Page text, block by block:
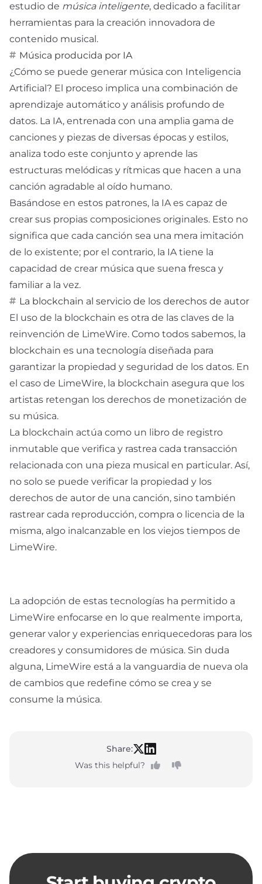
estudio de música inteligente, dedicado a facilitar
herramientas para la creación innovadora de
contenido musical.
Música producida por IA
¿Cómo se puede generar música con Inteligencia
Artificial? El proceso implica una combinación de
aprendizaje automático y análisis profundo de
datos. La IA, entrenada con una amplia gama de
canciones y piezas de diversas épocas y estilos,
analiza todo este conjunto y aprende las
estructuras melódicas y rítmicas que hacen a una
canción agradable al oído humano.
Basándose en estos patrones, la IA es capaz de
crear sus propias composiciones originales. Esto no
significa que cada canción sea una mera imitación
de lo existente; por el contrario, la IA tiene la
capacidad de crear música que suena fresca y
familiar a la vez.
La blockchain al servicio de los derechos de autor
El uso de la blockchain es otra de las claves de la
reinvención de LimeWire. Como todos sabemos, la
blockchain es una tecnología diseñada para
garantizar la propiedad y seguridad de los datos. En
el caso de LimeWire, la blockchain asegura que los
artistas retengan los derechos de monetización de
su música.
La blockchain actúa como un libro de registro
inmutable que verifica y rastrea cada transacción
relacionada con una pieza musical en particular. Así,
no solo se puede verificar la propiedad y los
derechos de autor de una canción, sino también
rastrear cada reproducción, compra o licencia de la
misma, algo inalcanzable en los viejos tiempos de
LimeWire.
La adopción de estas tecnologías ha permitido a
LimeWire enfocarse en lo que realmente importa,
generar valor y experiencias enriquecedoras para los
creadores y consumidores de música. Sin duda
alguna, LimeWire está a la vanguardia de nueva ola
de cambios que redefine cómo se crea y se
consume la música.
Share:
Was this helpful?